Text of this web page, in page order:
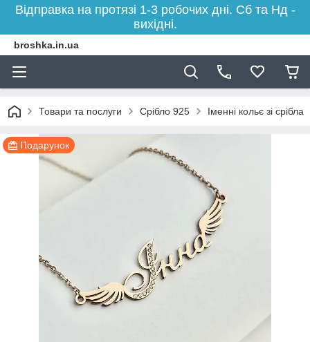
Відправка на протязі 1-3 робочих дні. Сб та Нд -
вихідні.
broshka.in.ua
Товари та послуги Срібло 925 Іменні кольє зі срібла
Подарунок